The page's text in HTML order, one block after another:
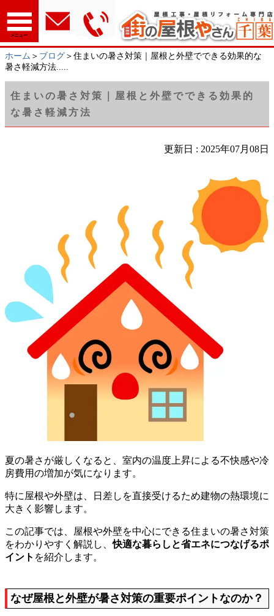
メニュー
ホーム ＞ ブログ ＞住まいの暑さ対策｜屋根と外壁でできる効果的な
暑さ軽減方法.....
住まいの暑さ対策｜屋根と外壁でできる効果的
な暑さ軽減方法
更新日 : 2025年07月08日
夏の暑さが厳しくなると、室内の温度上昇による不快感や冷
房費用の増加が気になります。
特に屋根や外壁は、日差しを直接受けるため建物の熱環境に
大きく影響します。
この記事では、屋根や外壁を中心にできる住まいの暑さ対策
をわかりやすく解説し、快適な暮らしと省エネにつなげるポ
イント を紹介します。
なぜ屋根と外壁が暑さ対策の重要ポイントなのか？